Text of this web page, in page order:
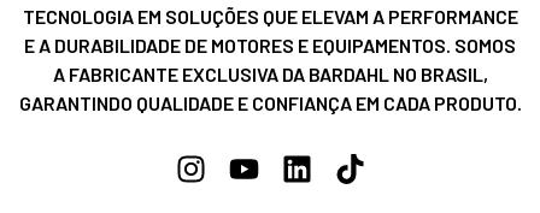
TECNOLOGIA EM SOLUÇÕES QUE ELEVAM A PERFORMANCE
E A DURABILIDADE DE MOTORES E EQUIPAMENTOS. SOMOS
A FABRICANTE EXCLUSIVA DA BARDAHL NO BRASIL,
GARANTINDO QUALIDADE E CONFIANÇA EM CADA PRODUTO.